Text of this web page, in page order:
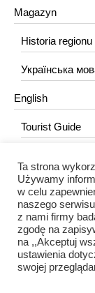
Magazyn
Historia regionu
Українська
English
Tourist Guide
KONTAKT
Redakcja
Ta strona
Używamy
w celu
naszego
z nami firmy
zgodę na
na ,,Akceptuj
ustawienia
swojej